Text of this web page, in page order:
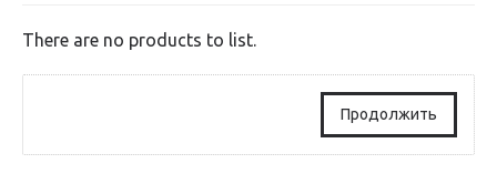
There are no products to list.
Продолжить